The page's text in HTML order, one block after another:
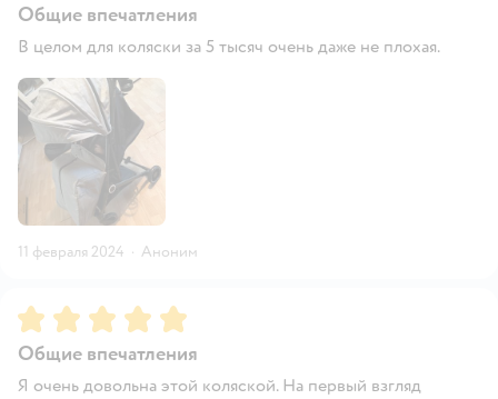
Общие впечатления
В целом для коляски за 5 тысяч очень даже не плохая.
11 февраля 2024 · Аноним
Рейтинг:5
Общие впечатления
Я очень довольна этой коляской. На первый взгляд